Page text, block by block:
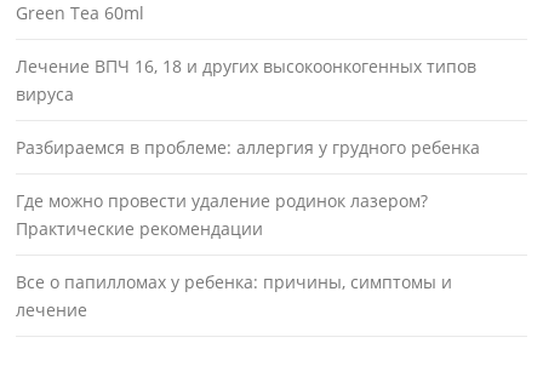
Green Tea 60ml
Лечение ВПЧ 16, 18 и других высокоонкогенных типов
вируса
Разбираемся в проблеме: аллергия у грудного ребенка
Где можно провести удаление родинок лазером?
Практические рекомендации
Все о папилломах у ребенка: причины, симптомы и
лечение